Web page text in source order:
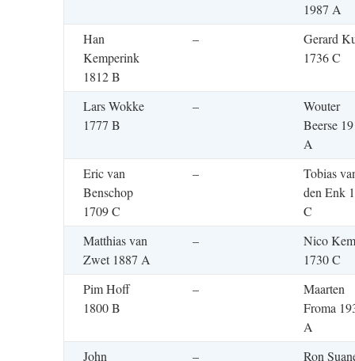
1987 A
Han
Kemperink
1812 B
–
Gerard
1736 C
Lars Wokke
1777 B
–
Wouter
Beerse
A
Eric van
Benschop
1709 C
–
Tobias
den Enk
C
Matthias van
Zwet 1887 A
–
Nico
1730 C
Pim Hoff
1800 B
–
Maarten
Froma
A
John
– Ron